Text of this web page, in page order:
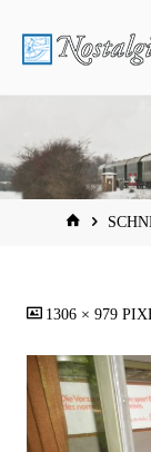
Inhalt
START
VOLLSTÄNDIGE
1306 × 979